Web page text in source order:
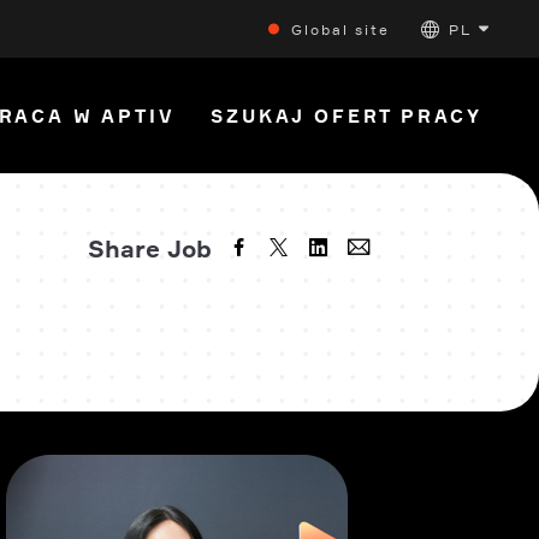
Global site PL
W APTIV SZUKAJ OFERT PRACY
Share Job